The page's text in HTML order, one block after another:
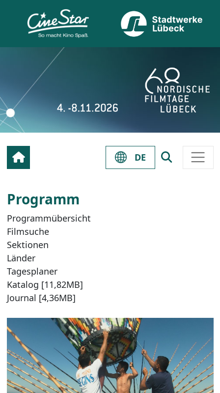
DE
Programm
Programmübersicht
Filmsuche
Sektionen
Länder
Tagesplaner
Katalog [11,82MB]
Journal [4,36MB]